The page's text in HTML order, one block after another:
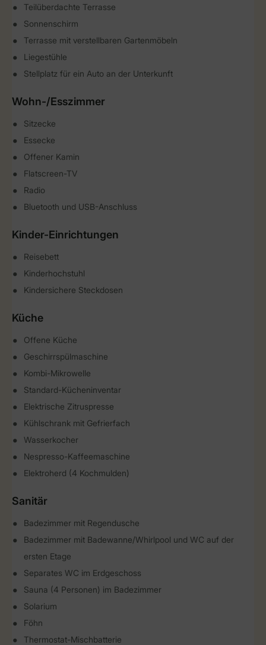
Teilüberdachte Terrasse
Sonnenschirm
Terrasse mit verstellbaren Gartenmöbeln
Liegestühle
Stellplatz für ein Auto an der Unterkunft
Wohn-/Esszimmer
Sitzecke
Essecke
Offener Kamin
Flatscreen-TV
Radio
Bluetooth und USB-Anschluss
Kinder-Einrichtungen
Reisebett
Kinderhochstuhl
Kindersichere Steckdosen
Küche
Offene Küche
Geschirrspülmaschine
Kombi-Mikrowelle
Standard-Kücheninventar
Elektrische Zitruspresse
Kühlschrank mit Gefrierfach
Wasserkocher
Nespresso-Kaffeemaschine
Elektroherd (4 Kochmulden)
Sanitär
Badezimmer mit Regendusche
Badezimmer mit Badewanne/Whirlpool und WC auf der
ersten Etage
Separates WC im Erdgeschoss
Sauna (4 Personen) im Badezimmer
Solarium
Föhn
Thermostat-Mischbatterie